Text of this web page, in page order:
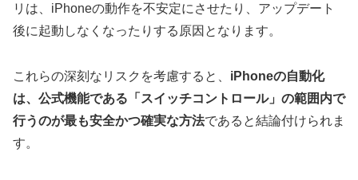
リは、iPhoneの動作を不安定にさせたり、アップデート
後に起動しなくなったりする原因となります。
これらの深刻なリスクを考慮すると、 iPhoneの自動化
は、公式機能である「スイッチコントロール」の範囲内で
行うのが最も安全かつ確実な方法であると結論付けられま
す。